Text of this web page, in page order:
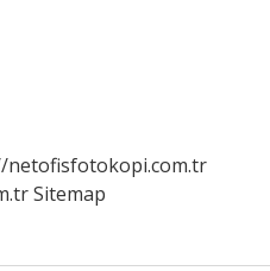
netofisfotokopi.com.tr
Sitemap